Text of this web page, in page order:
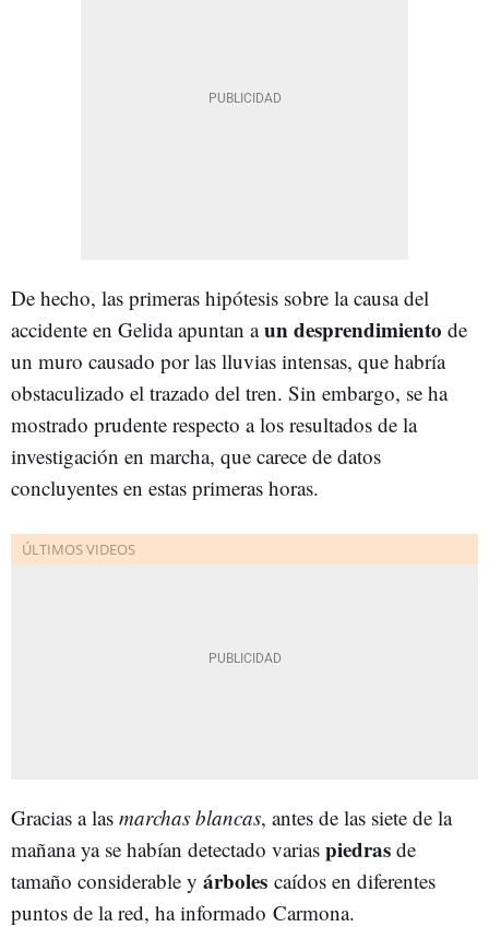
De hecho, las primeras hipótesis sobre la causa del
accidente en Gelida apuntan aun desprendimiento de
un muro causado por las lluvias intensas, que habría
obstaculizado el trazado del tren. Sin embargo, se ha
mostrado prudente respecto a los resultados de la
investigación en marcha, que carece de datos
concluyentes en estas primeras horas.
Gracias a las marchas blancas, antes de las siete de la
mañana ya se habían detectado varias piedras de
tamaño considerable y árboles caídos en diferentes
puntos de la red, ha informado Carmona.